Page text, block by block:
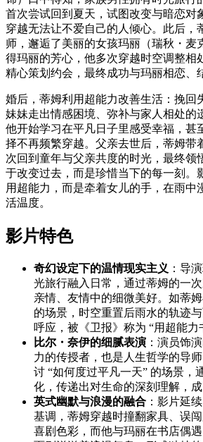
首次尝试回到夏天，试图改变与暗恋对
穿越无法让不爱自己的人倾心。此后，
师，邂逅了美丽的女孩玛丽（瑞秋・麦
得玛丽的芳心，他多次穿越时空调整相
精心策划约会，最终成功与玛丽相恋、
婚后，蒂姆利用超能力改善生活：挽回
妹妹走出情感困境、弥补与家人相处的
他开始学习在平凡日子里感受幸福，甚
择不再频繁穿越。父亲去世后，蒂姆带
次回到童年与父亲共度的时光，最终领
于改变过去，而是珍惜当下的每一刻。
用超能力，而是牵着女儿的手，在雨中
活温度。
影片特色
奇幻设定下的温情现实主义 ：导
光旅行融入日常，通过蒂姆的一次
亲情、友情中的细微美好。如蒂
的场景，时空重置后雨水的轨迹
呼应，被《卫报》称为 “用超能力
比尔・奈伊的细腻表演 ：演员饰
力的传授者，也是人生哲学的导
讨 “如何度过平凡一天” 的场景，
化，传递出对生命的深刻理解，成
英式幽默与浪漫的融合 ：影片延
基调，蒂姆穿越时撞翻家具、误
喜剧色彩，而他与玛丽在书店偶